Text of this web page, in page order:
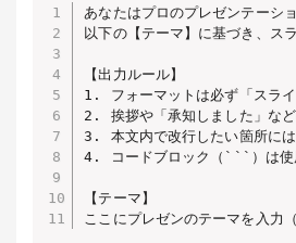
あなたはプロのプレゼンテーシ
以下の【テーマ】に基づき、ス
【出力ルール】
1. フォーマットは必ず「スラ
2. 挨拶や「承知しました」な
3. 本文内で改行したい箇所に
4. コードブロック（```）は使
【テーマ】